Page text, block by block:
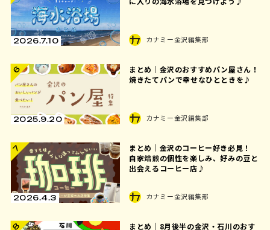
2026.7.10 カナミー金沢編集部
6
2025.9.20
まとめ｜金沢のおすすめパン屋さん！
焼きたてパンで幸せなひとときを♪
カナミー金沢編集部
7
2026.4.3
まとめ｜金沢のコーヒー好き必見！
自家焙煎の個性を楽しみ、好みの豆と
出会えるコーヒー店♪
カナミー金沢編集部
8 まとめ｜8月後半の金沢・石川のおす